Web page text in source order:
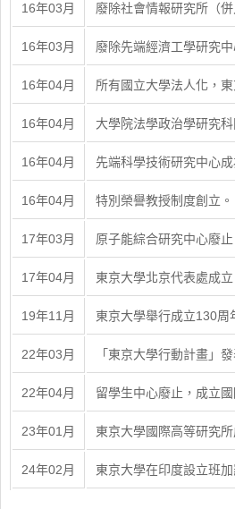
16年03月 廢除社會情報研究所（
16年03月 廢除先端經濟工學研究
16年04月 所有國立大學法人化，
16年04月 大學院法學政治學研究
16年04月 先端科學技術研究中心成
16年04月 特別榮譽教授制度創立。
17年03月 原子能綜合研究中心廢
17年04月 東京大學北京代表處成立
19年11月 東京大學舉行成立130周
22年03月 「東京大學行動計畫」發
22年04月 留學生中心廢止，成立國
23年01月 東京大學國際高等研究所
24年02月 東京大學在印度設立班加